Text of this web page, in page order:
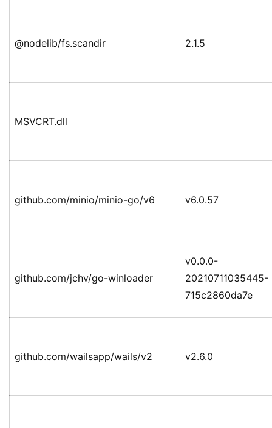
@nodelib/fs.scandir 2.1.5
MSVCRT.dll
github.com/minio/minio-go/v6 v6.0.57
github.com/jchv/go-winloader
v0.0.0-
20210711035445-
715c2860da7e
github.com/wailsapp/wails/v2 v2.6.0